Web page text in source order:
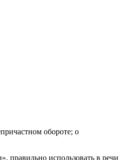
обороте; о
правильно использовать в речи